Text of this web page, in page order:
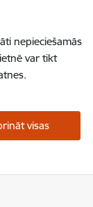
nepieciešamās
var tikt
visas